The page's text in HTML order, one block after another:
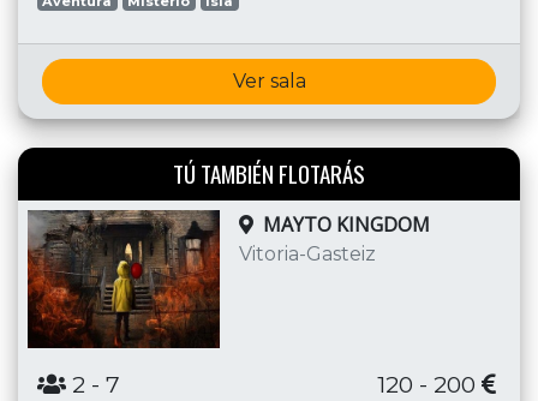
Ver sala
TÚ TAMBIÉN FLOTARÁS
MAYTO KINGDOM
Vitoria-Gasteiz
2 - 7 120 - 200